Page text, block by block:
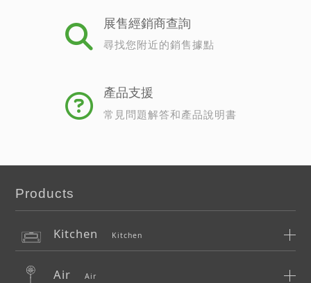
展售經銷商查詢
尋找您附近的銷售據點
產品支援
常見問題解答和產品說明書
Products
Kitchen Kitchen
Air Air